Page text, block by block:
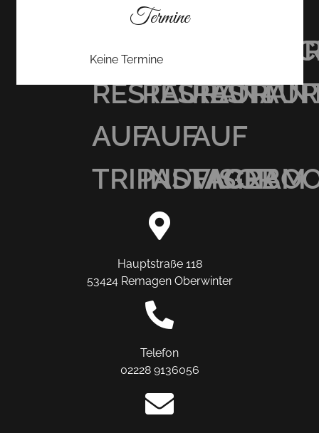
UHRMACHER’S
RESTAURANT
AUF
TRIPADVISOR
AUF
INSTAGRAM
AUF
Hauptstraße 118
53424 Remagen Oberwinter
Telefon
02228 9136056
Termine
Keine Termine